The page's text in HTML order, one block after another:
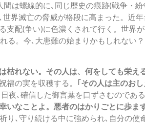
は螺線的に､同じ歴史の痕跡(戦争・
界滅亡の脅威が格段に高まった。近
配(争い)に色濃くされて行く。世界
る。今､大患難の始まりかもしれない？
れない。その人は、何をしても栄え
福の実を収穫する。
｢その人は主のお
夜､確信した御言葉を口ずさむのであ
いなことよ。悪者のはかりごとに歩ま
り､守り続ける中に強められ､自分の使